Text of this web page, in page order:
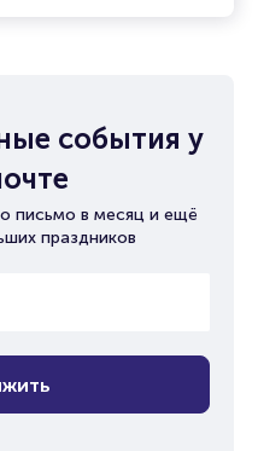
события у
письмо в месяц и ещё
праздников